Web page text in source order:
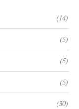
(14)
(5)
(5)
(5)
(30)